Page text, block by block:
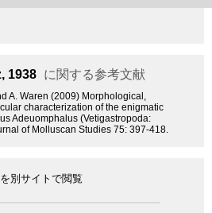
1938 に関する参考文献
A. Waren (2009) Morphological,
characterization of the enigmatic
Adeuomphalus (Vetigastropoda:
of Molluscan Studies 75: 397-418.
別サイトで閲覧